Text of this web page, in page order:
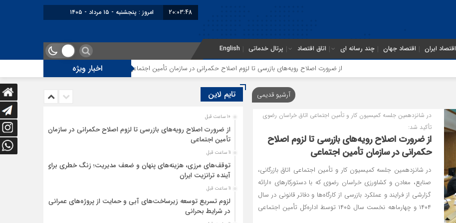
20:03:50 برابر با : Thursday - 6 August - 2026
اقتصاد ایران اقتصاد جهان چند رسانه ای اتاق اقتصاد پرتال خدماتی English
اخبار ویژه از ضرورت اصلاح رویه‌های بازرسی تا لزوم اصلاح حکمرانی در سازمان تأمین اجتماعی توقف‌های مرزی، هزینه‌های پنهان و ضعف مدیریت؛ زنگ خطری
آرشیو قدیمی
در شانزدهمین جلسه کمیسیون کار و تأمین اجتماعی اتاق خراسان رضوی
تأکید شد:
از ضرورت اصلاح رویه‌های بازرسی تا لزوم اصلاح
حکمرانی در سازمان تأمین اجتماعی
در شانزدهمین جلسه کمیسیون کار و تأمین اجتماعی اتاق بازرگانی،
صنایع، معادن و کشاورزی خراسان رضوی که با دستورکارهای «ارائه
گزارشی از فرایند و عملکرد بازرسی از کارگاه‌ها و دفاتر قانونی در سال
۱۴۰۴ و چهارماهه نخست سال ۱۴۰۵ توسط اداره‌کل تأمین اجتماعی
تایم لاین
10 ساعت قبل
از ضرورت اصلاح رویه‌های بازرسی تا لزوم اصلاح حکمرانی در سازمان
تأمین اجتماعی
11 ساعت قبل
توقف‌های مرزی، هزینه‌های پنهان و ضعف مدیریت؛ زنگ خطری برای
آینده ترانزیت ایران
11 ساعت قبل
لزوم تسریع توسعه زیرساخت‌های آبی و حمایت از پروژه‌های عمرانی
در شرایط بحرانی